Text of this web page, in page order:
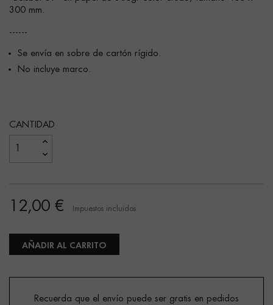
300 mm.
------
Se envía en sobre de cartón rígido.
No incluye marco.
CANTIDAD
12,00 € Impuestos incluidos
AÑADIR AL CARRITO
Recuerda que el envío puede ser gratis en pedidos